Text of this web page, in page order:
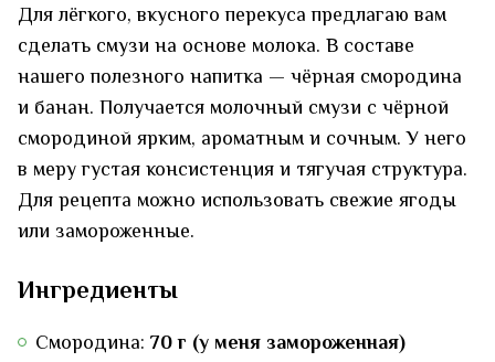
Для лёгкого, вкусного перекуса предлагаю вам
сделать смузи на основе молока. В составе
нашего полезного напитка — чёрная смородина
и банан. Получается молочный смузи с чёрной
смородиной ярким, ароматным и сочным. У него
в меру густая консистенция и тягучая структура.
Для рецепта можно использовать свежие ягоды
или замороженные.
Ингредиенты
Смородина: 70 г (у меня замороженная)